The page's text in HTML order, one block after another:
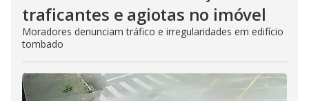
traficantes e agiotas no imóvel
Moradores denunciam tráfico e irregularidades em edifício
tombado